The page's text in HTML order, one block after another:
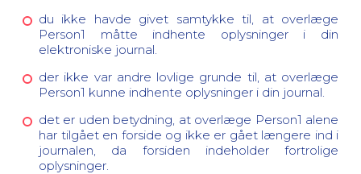
du ikke havde givet samtykke til, at overlæge
Person1 måtte indhente oplysninger i din
elektroniske journal.
der ikke var andre lovlige grunde til, at overlæge
Person1 kunne indhente oplysninger i din journal.
det er uden betydning, at overlæge Person1 alene
har tilgået en forside og ikke er gået længere ind i
journalen, da forsiden indeholder fortrolige
oplysninger.